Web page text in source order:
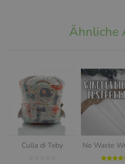
Ähnliche
Culla di Teby No Waste